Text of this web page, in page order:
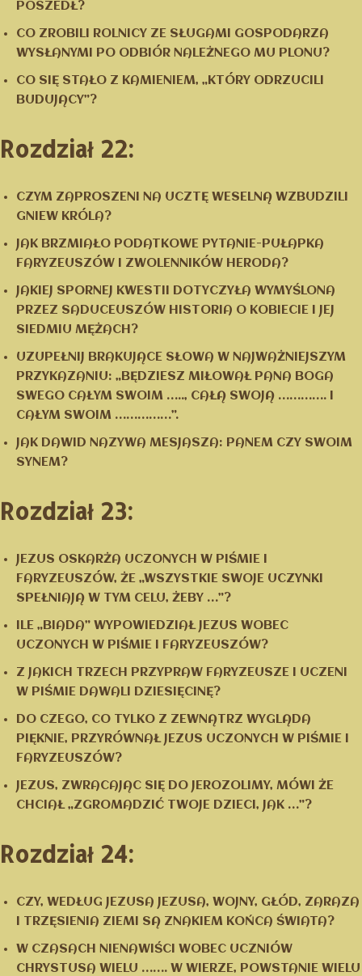
POSZEDŁ?
CO ZROBILI ROLNICY ZE SŁUGAMI GOSPODARZA
WYSŁANYMI PO ODBIÓR NALEŻNEGO MU PLONU?
CO SIĘ STAŁO Z KAMIENIEM, „KTÓRY ODRZUCILI
BUDUJĄCY”?
Rozdział 22:
CZYM ZAPROSZENI NA UCZTĘ WESELNĄ WZBUDZILI
GNIEW KRÓLA?
JAK BRZMIAŁO PODATKOWE PYTANIE-PUŁAPKA
FARYZEUSZÓW I ZWOLENNIKÓW HERODA?
JAKIEJ SPORNEJ KWESTII DOTYCZYŁA WYMYŚLONA
PRZEZ SADUCEUSZÓW HISTORIA O KOBIECIE I JEJ
SIEDMIU MĘŻACH?
UZUPEŁNIJ BRAKUJĄCE SŁOWA W NAJWAŻNIEJSZYM
PRZYKAZANIU: „BĘDZIESZ MIŁOWAŁ PANA BOGA
SWEGO CAŁYM SWOIM ….., CAŁĄ SWOJĄ …………. I
CAŁYM SWOIM ……………”.
JAK DAWID NAZYWA MESJASZA: PANEM CZY SWOIM
SYNEM?
Rozdział 23:
JEZUS OSKARŻA UCZONYCH W PIŚMIE I
FARYZEUSZÓW, ŻE „WSZYSTKIE SWOJE UCZYNKI
SPEŁNIAJĄ W TYM CELU, ŻEBY …”?
ILE „BIADA” WYPOWIEDZIAŁ JEZUS WOBEC
UCZONYCH W PIŚMIE I FARYZEUSZÓW?
Z JAKICH TRZECH PRZYPRAW FARYZEUSZE I UCZENI
W PIŚMIE DAWALI DZIESIĘCINĘ?
DO CZEGO, CO TYLKO Z ZEWNĄTRZ WYGLĄDA
PIĘKNIE, PRZYRÓWNAŁ JEZUS UCZONYCH W PIŚMIE I
FARYZEUSZÓW?
JEZUS, ZWRACAJĄC SIĘ DO JEROZOLIMY, MÓWI ŻE
CHCIAŁ „ZGROMADZIĆ TWOJE DZIECI, JAK …”?
Rozdział 24:
CZY, WEDŁUG JEZUSA JEZUSA, WOJNY, GŁÓD, ZARAZA
I TRZĘSIENIA ZIEMI SĄ ZNAKIEM KOŃCA ŚWIATA?
W CZASACH NIENAWIŚCI WOBEC UCZNIÓW
CHRYSTUSA WIELU ……. W WIERZE, POWSTANIE WIELU